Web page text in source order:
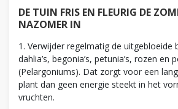
DE TUIN FRIS EN FLEURIG DE
NAZOMER IN
1. Verwijder regelmatig de uitgebloeide
dahlia’s, begonia’s, petunia’s, rozen en
(Pelargoniums). Dat zorgt voor een
plant dan geen energie steekt in het
vruchten.